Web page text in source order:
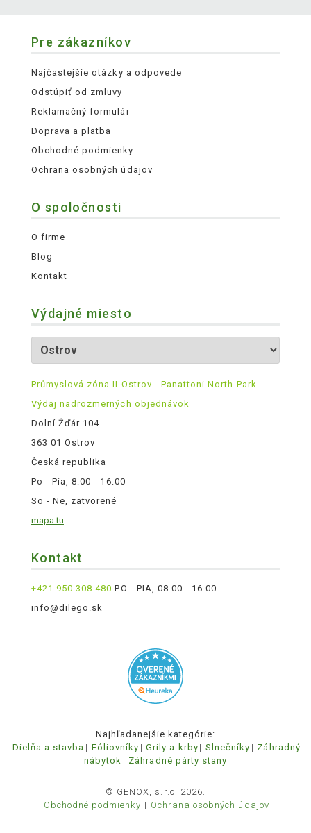
Pre zákazníkov
Najčastejšie otázky a odpovede
Odstúpiť od zmluvy
Reklamačný formulár
Doprava a platba
Obchodné podmienky
Ochrana osobných údajov
O spoločnosti
O firme
Blog
Kontakt
Výdajné miesto
Průmyslová zóna II Ostrov - Panattoni North Park -
Výdaj nadrozmerných objednávok
Dolní Žďár 104
363 01 Ostrov
Česká republika
Po - Pia, 8:00 - 16:00
So - Ne, zatvorené
mapa tu
Kontakt
+421 950 308 480 PO - PIA, 08:00 - 16:00
info@dilego.sk
Najhľadanejšie kategórie:
Dielňa a stavba
Fóliovníky Grily a krby Slnečníky
Záhradný
nábytok
Záhradné párty stany
© GENOX, s.r.o. 2026.
Obchodné podmienky
Ochrana osobných údajov